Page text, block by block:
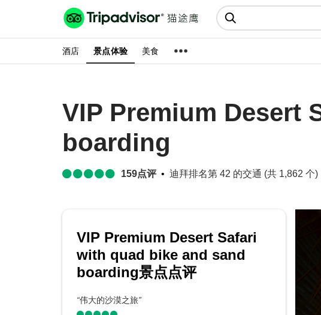
猫途鹰:景点、酒店、美食十亿条
点评
酒店 景点体验 美食
VIP Premium Desert
boarding
159点评 迪拜排名第 42 的交通 (共 1,862 个)
VIP Premium Desert Safari
with quad bike and sand
boarding景点点评
“伟大的沙漠之旅”